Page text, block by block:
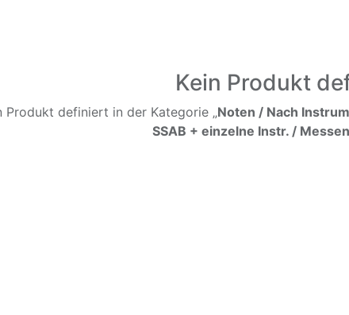
Kein Produkt
Produkt definiert in der Kategorie „Noten / Nach
SSAB + einzelne Instr. /